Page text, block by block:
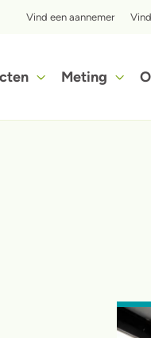
Top menu
Vind een aannemer
Meting